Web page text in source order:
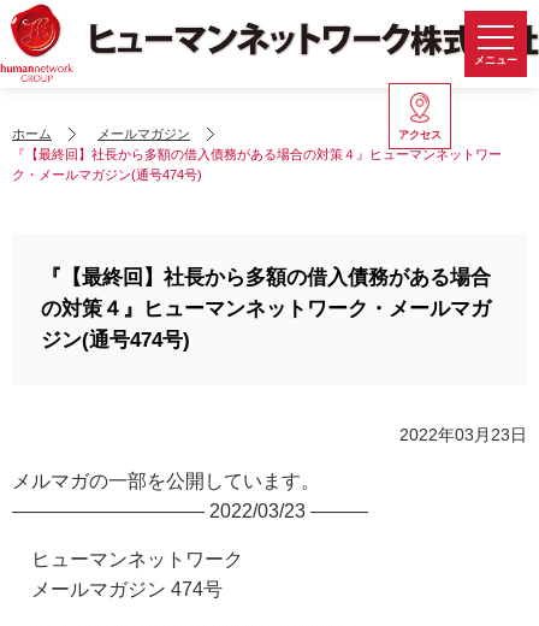
メニュー
アクセス
ホーム
メールマガジン
『【最終回】社長から多額の借入債務がある場合の対策４』ヒューマンネットワー
ク・メールマガジン(通号474号)
『【最終回】社長から多額の借入債務がある場合
の対策４』ヒューマンネットワーク・メールマガ
ジン(通号474号)
2022年03月23日
メルマガの一部を公開しています。
—————————— 2022/03/23 ———
ヒューマンネットワーク
メールマガジン 474号